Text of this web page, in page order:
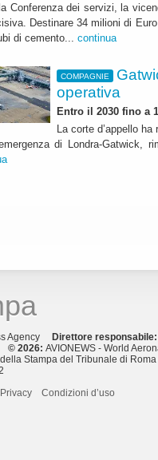
Conferenza dei servizi, la
Destinare 34 milioni di
di cemento... continua
COMPAGNIE
operativa
Entro il 2030 fino a
La corte d’appello
di Londra-Gatwick,
Agency Direttore responsabile:
© 2026: AVIONEWS - World
Stampa del Tribunale di
Privacy Condizioni d’uso